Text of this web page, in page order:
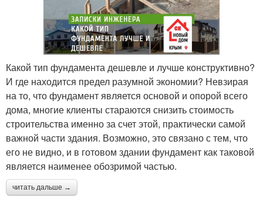
Какой тип фундамента дешевле и лучше конструктивно?
И где находится предел разумной экономии? Невзирая
на то, что фундамент является основой и опорой всего
дома, многие клиенты стараются снизить стоимость
строительства именно за счет этой, практически самой
важной части здания. Возможно, это связано с тем, что
его не видно, и в готовом здании фундамент как таковой
является наименее обозримой частью.
читать дальше →